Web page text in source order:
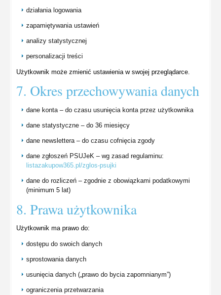
działania logowania
zapamiętywania ustawień
analizy statystycznej
personalizacji treści
Użytkownik może zmienić ustawienia w swojej przeglądarce.
7. Okres przechowywania danych
dane konta – do czasu usunięcia konta przez użytkownika
dane statystyczne – do 36 miesięcy
dane newslettera – do czasu cofnięcia zgody
dane zgłoszeń PSUJeK – wg zasad regulaminu:
listazakupow365.pl/zglos-psujki
dane do rozliczeń – zgodnie z obowiązkami podatkowymi
(minimum 5 lat)
8. Prawa użytkownika
Użytkownik ma prawo do:
dostępu do swoich danych
sprostowania danych
usunięcia danych („prawo do bycia zapomnianym”)
ograniczenia przetwarzania